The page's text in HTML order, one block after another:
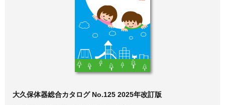
大久保体器総合カタログ No.125 2025年改訂版